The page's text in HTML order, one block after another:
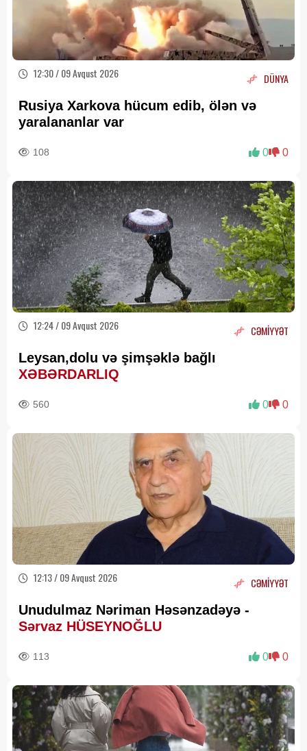
12:30 / 09 Avqust 2026 DÜNYA
Rusiya Xarkova hücum edib, ölən və
yaralananlar var
108 0 0
12:24 / 09 Avqust 2026 CƏMİYYƏT
Leysan,dolu və şimşəklə bağlı
XƏBƏRDARLIQ
560 0 0
12:13 / 09 Avqust 2026 CƏMİYYƏT
Unudulmaz Nəriman Həsənzadəyə -
Sərvaz HÜSEYNOĞLU
113 0 0